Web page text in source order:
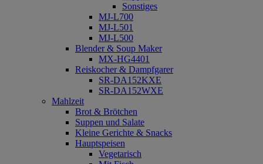
Sonstiges
MJ-L700
MJ-L501
MJ-L500
Blender & Soup Maker
MX-HG4401
Reiskocher & Dampfgarer
SR-DA152KXE
SR-DA152WXE
Mahlzeit
Brot & Brötchen
Suppen und Salate
Kleine Gerichte & Snacks
Hauptspeisen
Vegetarisch